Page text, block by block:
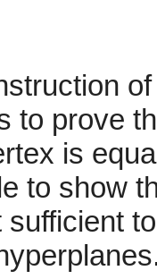
to prove
is
to show